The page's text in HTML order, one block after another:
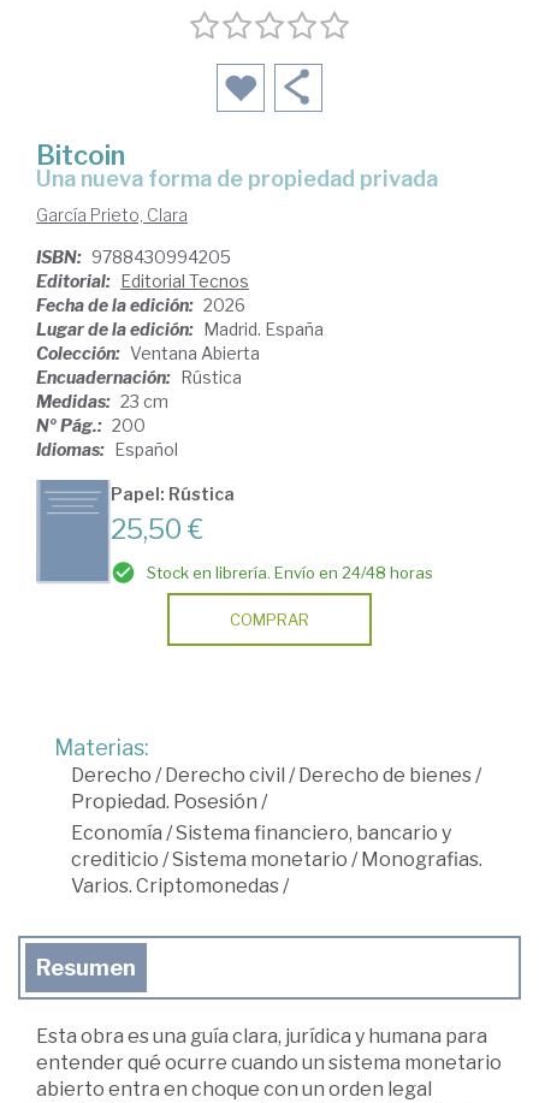
Bitcoin
Una nueva forma de propiedad privada
García Prieto, Clara
ISBN: 9788430994205
Editorial: Editorial Tecnos
Fecha de la edición: 2026
Lugar de la edición: Madrid. España
Colección: Ventana Abierta
Encuadernación: Rústica
Medidas: 23 cm
Nº Pág.: 200
Idiomas: Español
Papel: Rústica
25,50 €
Stock en librería. Envío en 24/48 horas
COMPRAR
Materias:
Derecho / Derecho civil / Derecho de bienes/
Propiedad. Posesión /
Economía /Sistema financiero, bancario y
crediticio /Sistema monetario / Monografias.
Varios. Criptomonedas/
Resumen
Esta obra es una guía clara, jurídica y humana para
entender qué ocurre cuando un sistema monetario
abierto entra en choque con un orden legal